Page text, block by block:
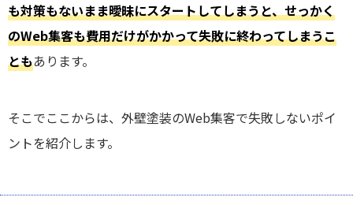
も対策もないまま曖昧にスタートしてしまうと、せっかく
のWeb集客も費用だけがかかって失敗に終わってしまうこ
ともあります。
そこでここからは、外壁塗装のWeb集客で失敗しないポイ
ントを紹介します。